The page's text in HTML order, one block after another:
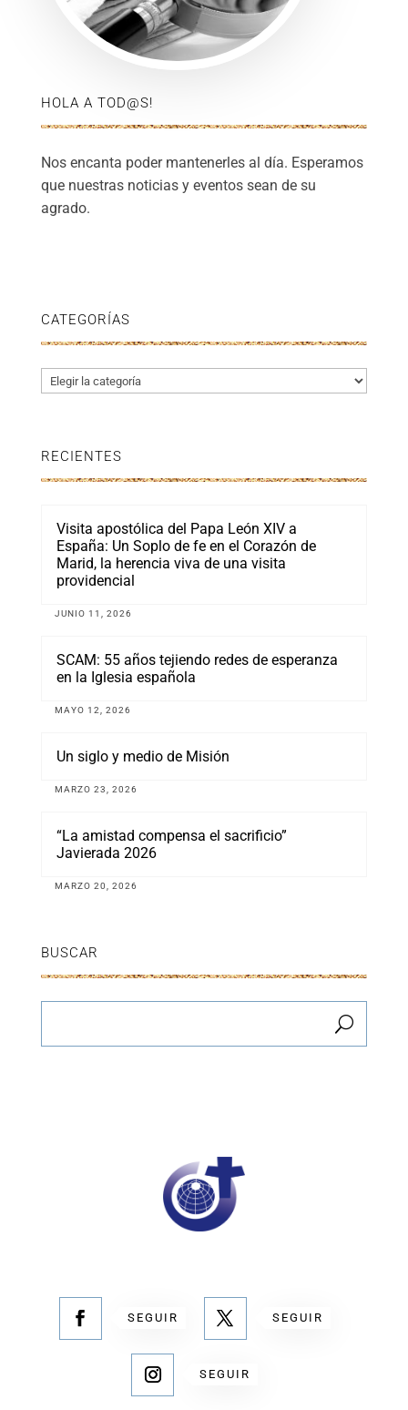
HOLA A TOD@S!
Nos encanta poder mantenerles al día. Esperamos
que nuestras noticias y eventos sean de su
agrado.
CATEGORÍAS
Categorías
RECIENTES
Visita apostólica del Papa León XIV a
España: Un Soplo de fe en el Corazón de
Marid, la herencia viva de una visita
providencial
JUNIO 11, 2026
SCAM: 55 años tejiendo redes de esperanza
en la Iglesia española
MAYO 12, 2026
Un siglo y medio de Misión
MARZO 23, 2026
“La amistad compensa el sacrificio”
Javierada 2026
MARZO 20, 2026
BUSCAR
SEGUIR SEGUIR
SEGUIR